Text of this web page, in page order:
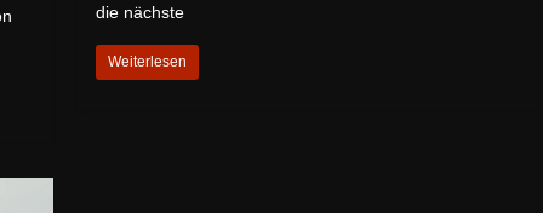
die nächste
Weiterlesen